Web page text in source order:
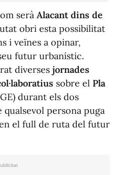
serà Alacant dins de
obri esta possibilitat
i veïnes a opinar,
futur urbanístic.
diverses jornades
sobre el Pla
durant els dos
persona puga
el full de ruta del futur